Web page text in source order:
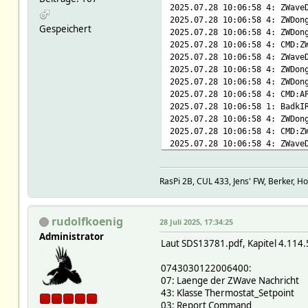
# 2025-07-08 10:33:12
# 2025-06-26
# 2025-07-08
# 2025-07-27
# 2025-07-27 13:40:48
# 2025-06-11 14:32:05
# 2025-07-27 13:27:28
# 2025-07-27
# 2025-07-27 12:38:42
# 2025-07-22 21:28:53
#
setstate BadkIRPanelen
setstate BadkIRPanelen 2025-
setstate BadkIRPanelen
setstate BadkIRPanelen
setstate BadkIRPanelen 2025-
setstate BadkIRPanelen 2025-
setstate BadkIRPanelen
setstate BadkIRPanelen
setstate BadkIRPanelen
setstate BadkIRPanelen
setstate BadkIRPanelen 2025-
setstate BadkIRPanelen 2025-
Gespeichert
2025.07.28 10:06:58 4:
2025.07.28 10:06:58 4:
2025.07.28 10:06:58 4:
2025.07.28 10:06:58 4:
2025.07.28 10:06:58 4:
2025.07.28 10:06:58 4:
2025.07.28 10:06:58 4:
2025.07.28 10:06:58 4:
2025.07.28 10:06:58 1:
2025.07.28 10:06:58 4:
2025.07.28 10:06:58 4:
2025.07.28 10:06:58 4:
2025.07.28 10:06:58 4:
2025.07.28 10:06:58 4:
2025.07.28 10:06:58 4:
2025.07.28 10:06:58 4:
2025.07.28 10:06:58 1:
2025.07.28 10:06:58 4:
2025.07.28 10:06:58 4:
2025.07.28 10:06:58 4:
2025.07.28 10:06:58 4:
2025.07.28 10:06:58 4:
RasPi 2B, CUL 433, Jens' FW, Berker,
rudolfkoenig
Administrator
28 Juli 2025, 17:34:25
Laut SDS13781.pdf, Kapitel
0743030122006400:
07: Laenge der ZWave Nachricht
43: Klasse Thermostat_Setpoint
03: Report Command